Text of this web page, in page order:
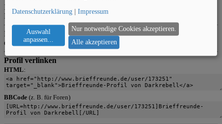
Ich suche
Brieffreunde zwischen 20 & 88
Kontaktart
egal | egal
Profil verlinken
HTML:
BBCode (z. B. für Foren)
Datenschutzerklärung | Impressum
Auswahl
anpassen
Nur notwendige Cookies akzeptieren.
Alle akzeptieren